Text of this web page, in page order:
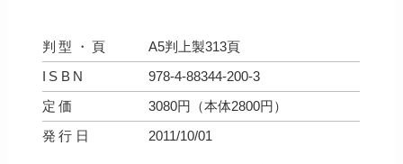
判型・頁
A5判上製313頁
ISBN
978-4-88344-200-3
定価
3080円（本体2800円）
発行日
2011/10/01